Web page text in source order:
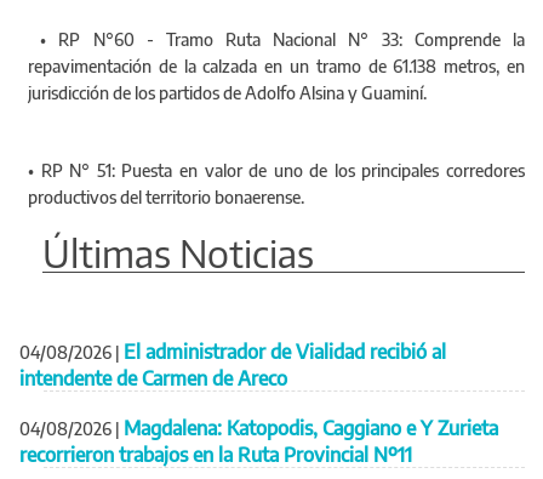
• RP N°60 - Tramo Ruta Nacional N° 33: Comprende la
repavimentación de la calzada en un tramo de 61.138 metros, en
jurisdicción de los partidos de Adolfo Alsina y Guaminí.
• RP N° 51: Puesta en valor de uno de los principales corredores
productivos del territorio bonaerense.
Últimas Noticias
04/08/2026 | El administrador de Vialidad recibió al
intendente de Carmen de Areco
04/08/2026 | Magdalena: Katopodis, Caggiano e Y Zurieta
recorrieron trabajos en la Ruta Provincial Nº11